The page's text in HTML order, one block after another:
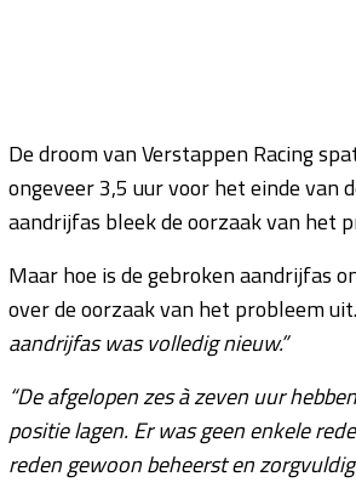
De droom van Verstappen Racing
ongeveer 3,5 uur voor het einde van
aandrijfas bleek de oorzaak van het
Maar hoe is de gebroken aandrijfas
over de oorzaak van het probleem uit.
aandrijfas was volledig nieuw.”
“De afgelopen zes à zeven uur
positie lagen. Er was geen enkele
reden gewoon beheerst en